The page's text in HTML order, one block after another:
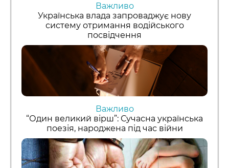
Важливо
Українська влада запроваджує нову
систему отримання водійського
посвідчення
Важливо
“Один великий вірш”: Сучасна українська
поезія, народжена під час війни